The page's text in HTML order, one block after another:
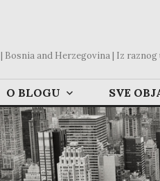
| Bosnia and Herzegovina | Iz raznog
O BLOGU SVE